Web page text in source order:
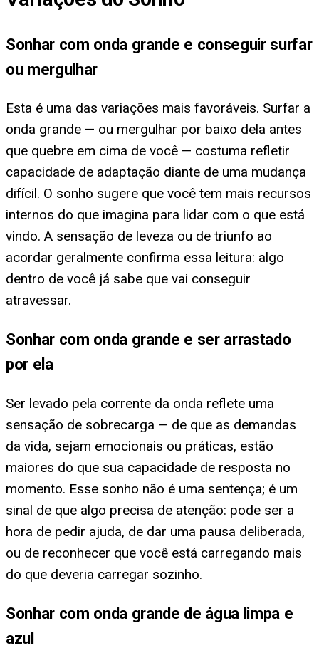
Sonhar com onda grande e conseguir surfar
ou mergulhar
Esta é uma das variações mais favoráveis. Surfar a
onda grande — ou mergulhar por baixo dela antes
que quebre em cima de você — costuma refletir
capacidade de adaptação diante de uma mudança
difícil. O sonho sugere que você tem mais recursos
internos do que imagina para lidar com o que está
vindo. A sensação de leveza ou de triunfo ao
acordar geralmente confirma essa leitura: algo
dentro de você já sabe que vai conseguir
atravessar.
Sonhar com onda grande e ser arrastado
por ela
Ser levado pela corrente da onda reflete uma
sensação de sobrecarga — de que as demandas
da vida, sejam emocionais ou práticas, estão
maiores do que sua capacidade de resposta no
momento. Esse sonho não é uma sentença; é um
sinal de que algo precisa de atenção: pode ser a
hora de pedir ajuda, de dar uma pausa deliberada,
ou de reconhecer que você está carregando mais
do que deveria carregar sozinho.
Sonhar com onda grande de água limpa e
azul